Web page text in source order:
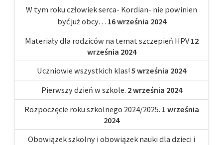
W tym roku człowiek serca- Kordian- nie powinien
być już obcy… 16 września 2024
Materiały dla rodziców na temat szczepień HPV 12
września 2024
Uczniowie wszystkich klas! 5 września 2024
Pierwszy dzień w szkole. 2 września 2024
Rozpoczęcie roku szkolnego 2024/2025. 1 września
2024
Obowiązek szkolny i obowiązek nauki dla dzieci i